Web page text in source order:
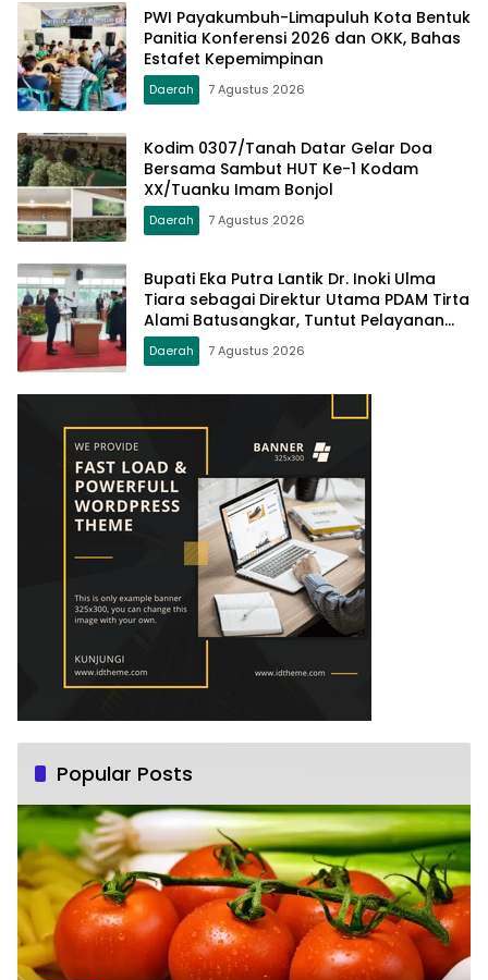
PWI Payakumbuh-Limapuluh Kota Bentuk
Panitia Konferensi 2026 dan OKK, Bahas
Estafet Kepemimpinan
Daerah 7 Agustus 2026
Kodim 0307/Tanah Datar Gelar Doa
Bersama Sambut HUT Ke-1 Kodam
XX/Tuanku Imam Bonjol
Daerah 7 Agustus 2026
Bupati Eka Putra Lantik Dr. Inoki Ulma
Tiara sebagai Direktur Utama PDAM Tirta
Alami Batusangkar, Tuntut Pelayanan
Prima dan Tata Kelola Profesional
Daerah 7 Agustus 2026
Popular Posts